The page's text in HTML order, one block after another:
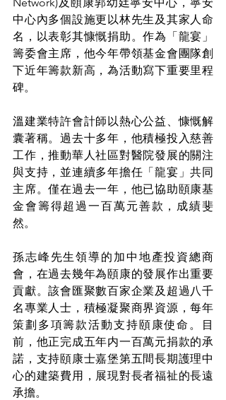
中心內多個設施更以林先生及其家人命
名，以表彰其慷慨捐助。作為「龍宴」
籌委會主席，他今年帶領基金會團隊創
下近年籌款新高，為活動寫下重要里程
碑。
溫建業特許會計師以熱心公益、慷慨解
囊著稱。過去十多年，他積極投入慈善
工作，推動華人社區對醫院發展的關注
與支持，並連續多年擔任「龍宴」共同
主席。僅在過去一年，他已協助頤康基
金會籌得超過一百萬元善款，成績斐
然。
孫志峰先生領導的加中地產投資總商
會，在過去幾年為頤康的發展作出重要
貢獻。該會匯聚數百家企業及超過八千
名專業人士，積極凝聚商界資源，每年
策劃多項籌款活動支持頤康使命。目
前，他正完成五年内一百萬元捐款的承
諾，支持頤康士嘉堡第五間長期護理中
心的建築費用，展現對長者福祉的長遠
承擔。